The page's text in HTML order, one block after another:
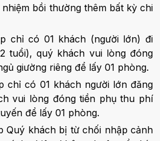
bồi thường thêm bất kỳ chi
chỉ có 01 khách (người lớn) đi
tuổi), quý khách vui lòng đóng
giường riêng để lấy 01 phòng.
chỉ có 01 khách người lớn đăng
vui lòng đóng tiền phụ thu phí
để lấy 01 phòng.
Quý khách bị từ chối nhập cảnh